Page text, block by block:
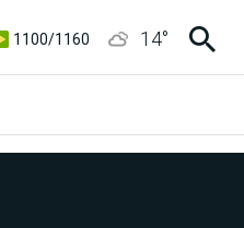
3,8/4
6850/7200
14°